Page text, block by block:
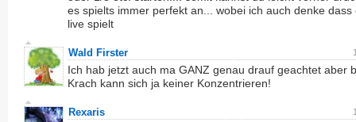
es spielts immer perfekt an... wobei ich auch denke dass
live spielt
Wald Firster
Ich hab jetzt auch ma GANZ genau drauf geachtet aber
Krach kann sich ja keiner Konzentrieren!
Rexaris